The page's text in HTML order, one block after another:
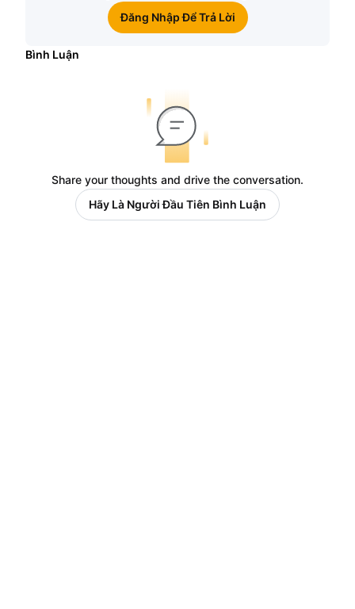
Đăng Nhập Để Trả Lời
Bình Luận
Share your thoughts and drive the conversation.
Hãy Là Người Đầu Tiên Bình Luận